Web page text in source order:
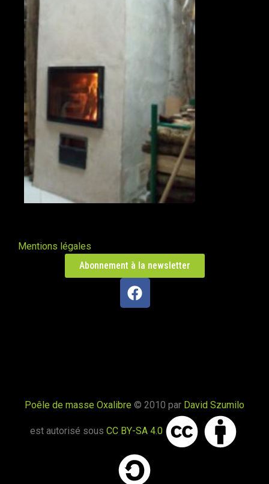
Mentions légales
Abonnement à la newsletter
Poêle de masse Oxalibre © 2010 par David Szumilo
est autorisé sous CC BY-SA 4.0